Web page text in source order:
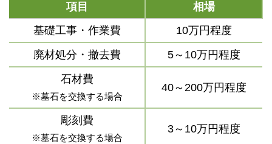
項目
相場
基礎工事・作業費
10万円程度
廃材処分・撤去費
5～10万円程度
石材費
※墓石を交換する場合
40～200万円程度
彫刻費
※墓石を交換する場合
3～10万円程度